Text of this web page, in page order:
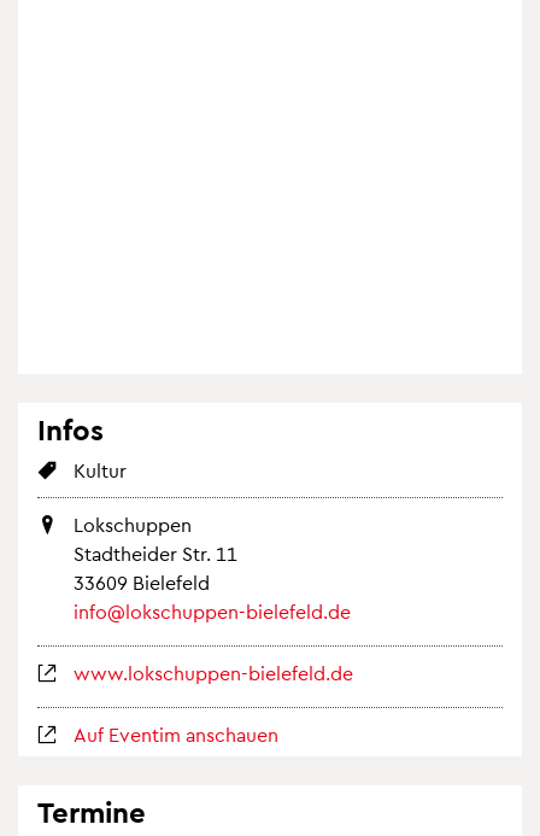
Infos
Kul­tur
Lok­schup­pen
Stadt­hei­der Str. 11
33609 Bie­le­feld
info@​lokschuppen-​bielefeld.​de
www.​lokschuppen-​bielefeld.​de
Auf Even­tim an­schau­en
Ter­mi­ne